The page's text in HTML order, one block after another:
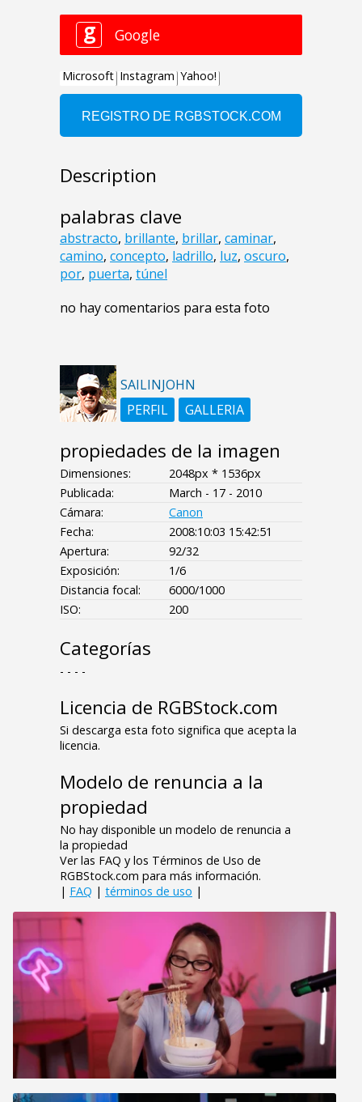
Description
palabras clave
abstracto, brillante, brillar, caminar,
camino, concepto, ladrillo, luz, oscuro,
por, puerta, túnel
no hay comentarios para esta foto
SAILINJOHN
PERFIL
GALLERIA
propiedades de la imagen
Dimensiones:
2048px * 1536px
Publicada:
March - 17 - 2010
Cámara:
Canon
Fecha:
2008:10:03 15:42:51
Apertura:
92/32
Exposición:
1/6
Distancia focal:
6000/1000
ISO:
200
Categorías
- - - -
Licencia de RGBStock.com
Si descarga esta foto significa que acepta la
licencia.
Modelo de renuncia a la
propiedad
No hay disponible un modelo de renuncia a
la propiedad
Ver las FAQ y los Términos de Uso de
RGBStock.com para más información.
| FAQ | términos de uso |